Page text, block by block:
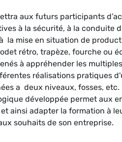
aux futurs participants
à la sécurité, à la conduite
la mise en situation de
rétro, trapèze, fourche ou
à appréhender les
réalisations pratiques
a deux niveaux, fosses, etc.
développée permet aux
ainsi adapter la formation à
souhaits de son entreprise.